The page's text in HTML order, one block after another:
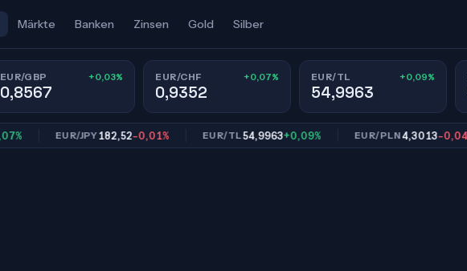
Märkte Banken Zinsen Gold Silber
EUR/GBP +0,03%
0,8567
EUR/CHF +0,07%
0,9352
EUR/TL +0,09%
54,9963
EUR/JPY182,52-0,01% EUR/TL54,9963+0,09% EUR/PLN4,3013-0,04%